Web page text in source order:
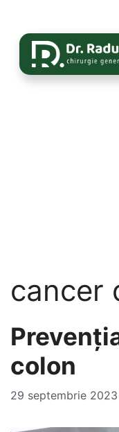
cancer
colon
29 septembrie 2023